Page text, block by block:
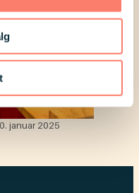
januar 2025